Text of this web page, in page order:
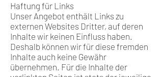
Haftung für Links
Unser Angebot enthält Links zu
externen Websites Dritter, auf deren
Inhalte wir keinen Einfluss haben.
Deshalb können wir für diese fremden
Inhalte auch keine Gewähr
übernehmen. Für die Inhalte der